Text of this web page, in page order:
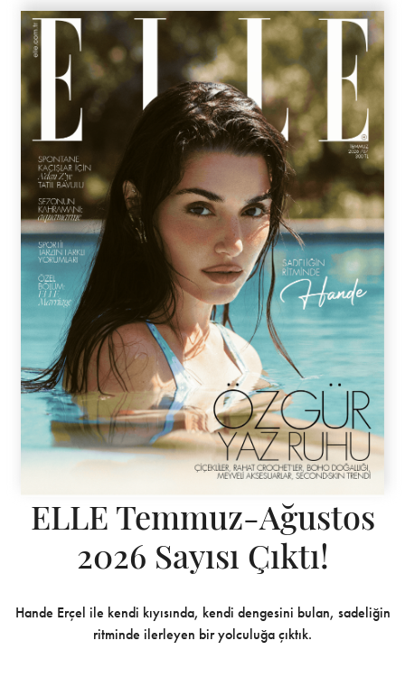
ELLE Temmuz-Ağustos
2026 Sayısı Çıktı!
Hande Erçel ile kendi kıyısında, kendi dengesini bulan, sadeliğin
ritminde ilerleyen bir yolculuğa çıktık.